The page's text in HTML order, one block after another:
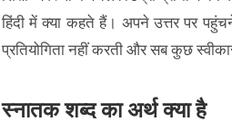
हिंदी में क्या कहते हैं। अपने उत्तर पर
प्रतियोगिता नहीं करती और सब कुछ
स्नातक शब्द का अर्थ क्या है